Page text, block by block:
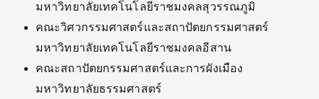
มหาวิทยาลัยเทคโนโลยีราชมงคลสุวรรณภูมิ
คณะวิศวกรรมศาสตร์และสถาปัตยกรรมศาสตร์
มหาวิทยาลัยเทคโนโลยีราชมงคลอีสาน
คณะสถาปัตยกรรมศาสตร์และการผังเมือง
มหาวิทยาลัยธรรมศาสตร์